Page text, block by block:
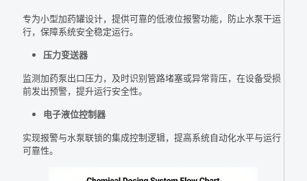
专为小型加药罐设计，提供可靠的低液位报警功能，防止水泵干运
行，保障系统安全稳定运行。
压力变送器
监测加药泵出口压力，及时识别管路堵塞或异常背压，在设备受损
前发出预警，提升运行安全性。
电子液位控制器
实现报警与水泵联锁的集成控制逻辑，提高系统自动化水平与运行
可靠性。